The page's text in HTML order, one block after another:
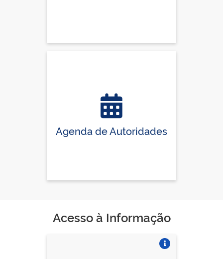
Agenda de Autoridades
Acesso à Informação